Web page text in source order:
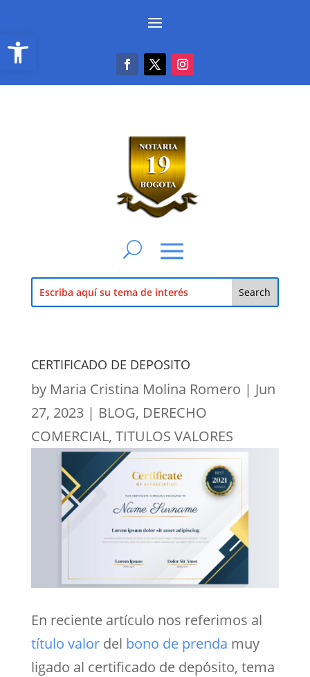
Abrir barra de herramientas
CERTIFICADO DE DEPOSITO
by Maria Cristina Molina Romero | Jun
27, 2023| BLOG, DERECHO
COMERCIAL, TITULOS VALORES
En reciente artículo nos referimos al
título valordel bono de prenda muy
ligado al certificado de depósito, tema